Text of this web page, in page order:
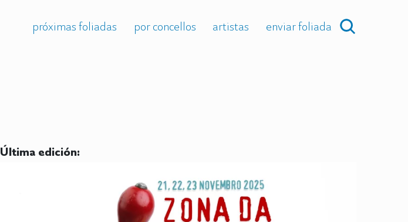
próximas foliadas por concellos artistas enviar foliada
Última edición: